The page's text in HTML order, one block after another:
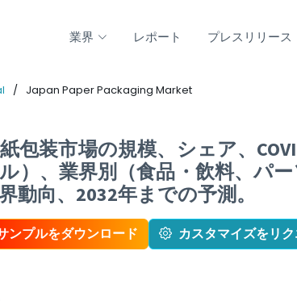
業界 レポート プレスリリース
Japan Paper Packaging Market
包装市場の規模、シェア、
）、業界別（食品・飲料、パ
動向、2032年までの予測。
ンプルをダウンロード カスタマイズをリク